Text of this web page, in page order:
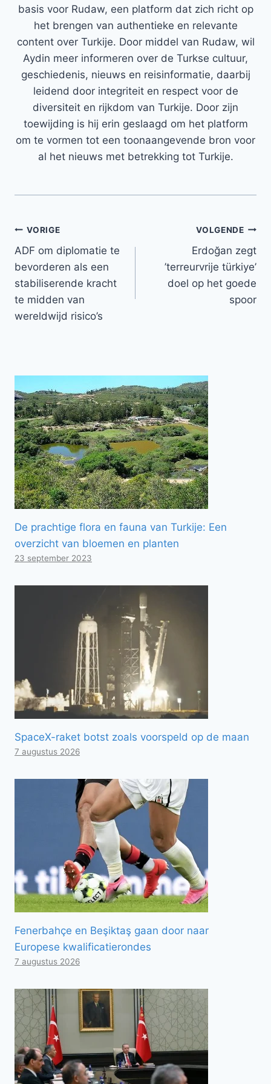
basis voor Rudaw, een platform dat zich richt op
het brengen van authentieke en relevante
content over Turkije. Door middel van Rudaw, wil
Aydin meer informeren over de Turkse cultuur,
geschiedenis, nieuws en reisinformatie, daarbij
leidend door integriteit en respect voor de
diversiteit en rijkdom van Turkije. Door zijn
toewijding is hij erin geslaagd om het platform
om te vormen tot een toonaangevende bron voor
al het nieuws met betrekking tot Turkije.
Bericht
navigatie
VORIGE
ADF om diplomatie te
bevorderen als een
stabiliserende kracht
te midden van
wereldwijd risico’s
VOLGENDE
Erdoğan zegt
’terreurvrije türkiye’
doel op het goede
spoor
De prachtige flora en fauna van Turkije: Een
overzicht van bloemen en planten
23 september 2023
SpaceX-raket botst zoals voorspeld op de maan
7 augustus 2026
Fenerbahçe en Beşiktaş gaan door naar
Europese kwalificatierondes
7 augustus 2026